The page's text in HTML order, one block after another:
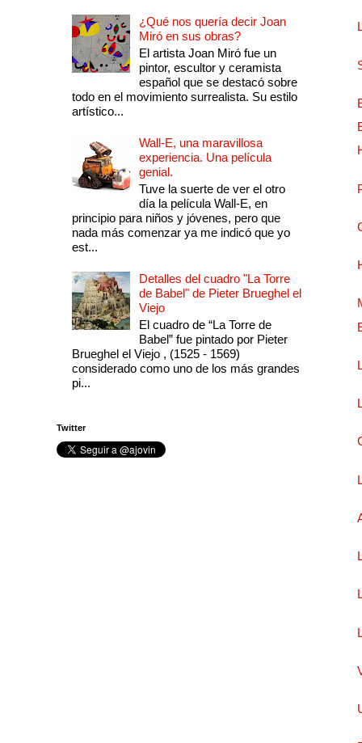
¿Qué nos quería decir Joan
Miró en sus obras?
El artista Joan Miró fue un
pintor, escultor y ceramista
español que se destacó sobre
todo en el movimiento surrealista. Su estilo
artístico...
Wall-E, una maravillosa
experiencia. Una película
genial.
Tuve la suerte de ver el otro
día la película Wall-E, en
principio para niños y jóvenes, pero que
nada más comenzar ya me indicó que yo
est...
Detalles del cuadro "La Torre
de Babel" de Pieter Brueghel el
Viejo
El cuadro de “La Torre de
Babel” fue pintado por Pieter
Brueghel el Viejo , (1525 - 1569)
considerado como uno de los más grandes
pi...
Twitter